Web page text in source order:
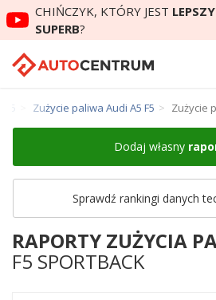
CHIŃCZYK, KTÓRY JEST
SUPERB?
Zużycie paliwa Audi A5 F5 Zużycie
Dodaj własny
Sprawdź rankingi danych
RAPORTY ZUŻYCIA
F5 SPORTBACK